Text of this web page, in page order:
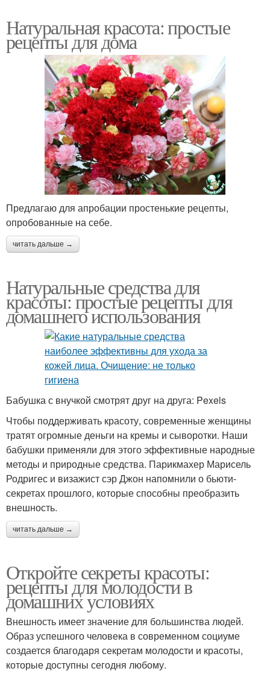
Натуральная красота: простые
рецепты для дома
Предлагаю для апробации простенькие рецепты,
опробованные на себе.
читать дальше →
Натуральные средства для
красоты: простые рецепты для
домашнего использования
Бабушка с внучкой смотрят друг на друга: Pexels
Чтобы поддерживать красоту, современные женщины
тратят огромные деньги на кремы и сыворотки. Наши
бабушки применяли для этого эффективные народные
методы и природные средства. Парикмахер Марисель
Родригес и визажист сэр Джон напомнили о бьюти-
секретах прошлого, которые способны преобразить
внешность.
читать дальше →
Откройте секреты красоты:
рецепты для молодости в
домашних условиях
Внешность имеет значение для большинства людей.
Образ успешного человека в современном социуме
создается благодаря секретам молодости и красоты,
которые доступны сегодня любому.